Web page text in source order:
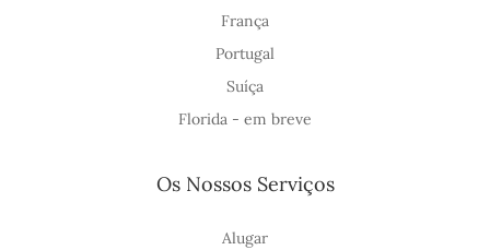
França
Portugal
Suíça
Florida - em breve
Os Nossos Serviços
Alugar